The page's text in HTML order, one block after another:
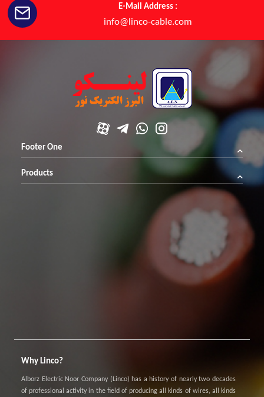
E-Mail Address :
info@linco-cable.com
Footer One
Products
Why Linco?
Alborz Electric Noor Company (Linco) has a history of nearly two decades
of professional activity in the field of producing all kinds of wires, all kinds